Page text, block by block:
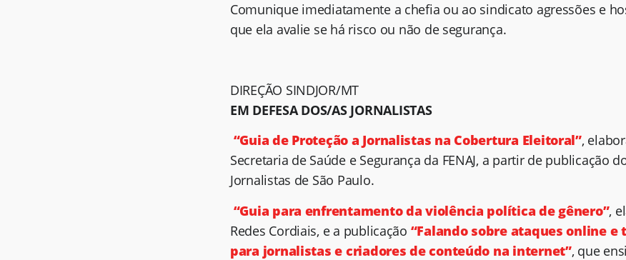
Comunique imediatamente a chefia ou ao sindicato agressões e
que ela avalie se há risco ou não de segurança.
DIREÇÃO SINDJOR/MT
EM DEFESA DOS/AS JORNALISTAS
“Guia de Proteção a Jornalistas na Cobertura Eleitoral”,
Secretaria de Saúde e Segurança da FENAJ, a partir de publicação
Jornalistas de São Paulo.
“Guia para enfrentamento da violência política de gênero”,
Redes Cordiais, e a publicação “Falando sobre ataques online e
para jornalistas e criadores de conteúdo na internet”, que